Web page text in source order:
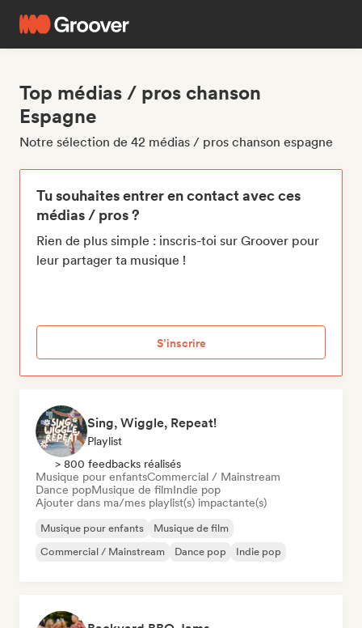
Top médias / pros chanson
Espagne
Notre sélection de 42 médias / pros chanson espagne
Tu souhaites entrer en contact avec ces
médias / pros ?
Rien de plus simple : inscris-toi sur Groover pour
leur partager ta musique !
S’inscrire
Sing, Wiggle, Repeat!
Playlist
> 800 feedbacks réalisés
Musique pour enfantsCommercial / Mainstream
Dance popMusique de filmIndie pop
Ajouter dans ma/mes playlist(s) impactante(s)
Musique pour enfants
Musique de film
Commercial / Mainstream
Dance pop Indie pop